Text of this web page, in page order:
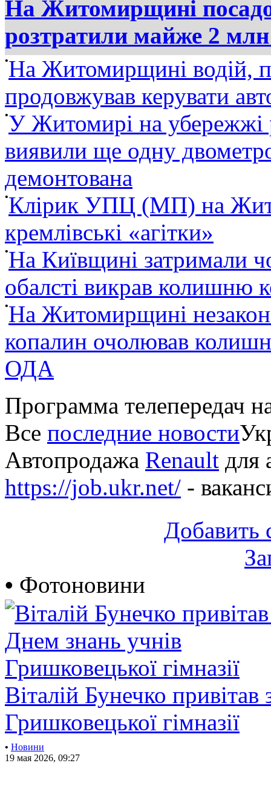
На Житомирщині
розтратили майже 2
•На Житомирщині водій,
продовжував керувати
•У Житомирі на убережжі
виявили ще одну
демонтована
•Клірик УПЦ (МП) на
кремлівські «агітки»
•На Київщині затримали
обалсті викрав колишню
•На Житомирщині
копалин очолював
ОДА
Программа телепередач
Все последние новости
Автопродажа Renault для
https://job.ukr.net/ -
Добавить
• Фотоновини
Віталій Бунечко
Гришковецької гімназії
• Новини
19 мая 2026, 09:27